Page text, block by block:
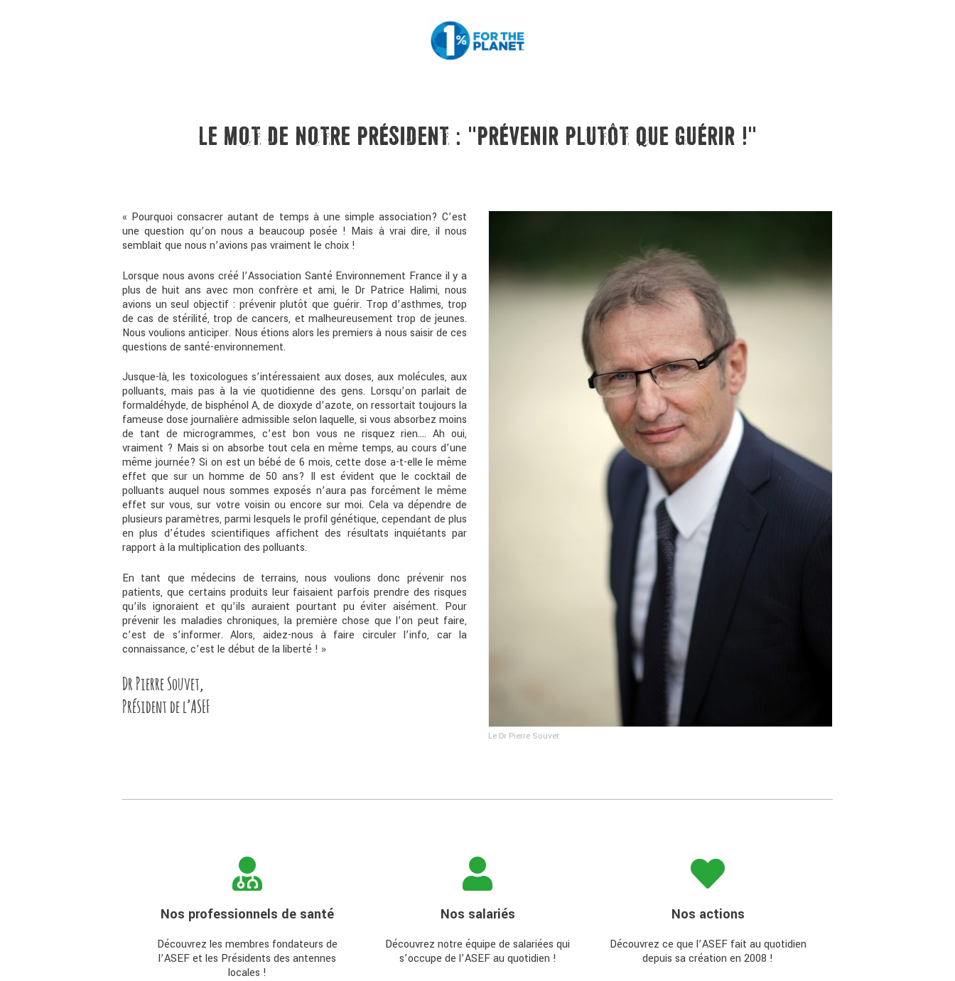
LE MOT DE NOTRE PRÉSIDENT : "PRÉVENIR PLUTÔT QUE GUÉRIR !"
« Pourquoi consacrer autant de temps à une simple association? C’est
une question qu’on nous a beaucoup posée ! Mais à vrai dire, il nous
semblait que nous n’avions pas vraiment le choix !
Lorsque nous avons créé l’Association Santé Environnement France il y a
plus de huit ans avec mon confrère et ami, le Dr Patrice Halimi, nous
avions un seul objectif : prévenir plutôt que guérir. Trop d’asthmes, trop
de cas de stérilité, trop de cancers, et malheureusement trop de jeunes.
Nous voulions anticiper. Nous étions alors les premiers à nous saisir de ces
questions de santé-environnement.
Jusque-là, les toxicologues s’intéressaient aux doses, aux molécules, aux
polluants, mais pas à la vie quotidienne des gens. Lorsqu’on parlait de
formaldéhyde, de bisphénol A, de dioxyde d’azote, on ressortait toujours la
fameuse dose journalière admissible selon laquelle, si vous absorbez moins
de tant de microgrammes, c’est bon vous ne risquez rien…. Ah oui,
vraiment ? Mais si on absorbe tout cela en même temps, au cours d’une
même journée? Si on est un bébé de 6 mois, cette dose a-t-elle le même
effet que sur un homme de 50 ans? Il est évident que le cocktail de
polluants auquel nous sommes exposés n’aura pas forcément le même
effet sur vous, sur votre voisin ou encore sur moi. Cela va dépendre de
plusieurs paramètres, parmi lesquels le profil génétique, cependant de plus
en plus d’études scientifiques affichent des résultats inquiétants par
rapport à la multiplication des polluants.
En tant que médecins de terrains, nous voulions donc prévenir nos
patients, que certains produits leur faisaient parfois prendre des risques
qu’ils ignoraient et qu’ils auraient pourtant pu éviter aisément. Pour
prévenir les maladies chroniques, la première chose que l’on peut faire,
c’est de s’informer. Alors, aidez-nous à faire circuler l’info, car la
connaissance, c’est le début de la liberté ! »
Dr Pierre Souvet,
Président de l’ASEF
Le Dr Pierre Souvet
Nos professionnels de santé
Découvrez les membres fondateurs de
l’ASEF et les Présidents des antennes
locales !
Nos salariés
Découvrez notre équipe de salariées qui
s’occupe de l’ASEF au quotidien !
Nos actions
Découvrez ce que l’ASEF fait au quotidien
depuis sa création en 2008 !